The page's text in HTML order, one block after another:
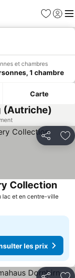
Favoris
Se
et chambres
1 chambre
Carte
(Autriche)
Partager
lac et en centre-ville
Collection
les prix